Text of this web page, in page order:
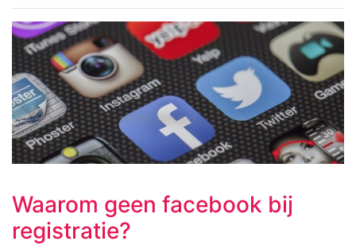
Waarom geen facebook bij
registratie?